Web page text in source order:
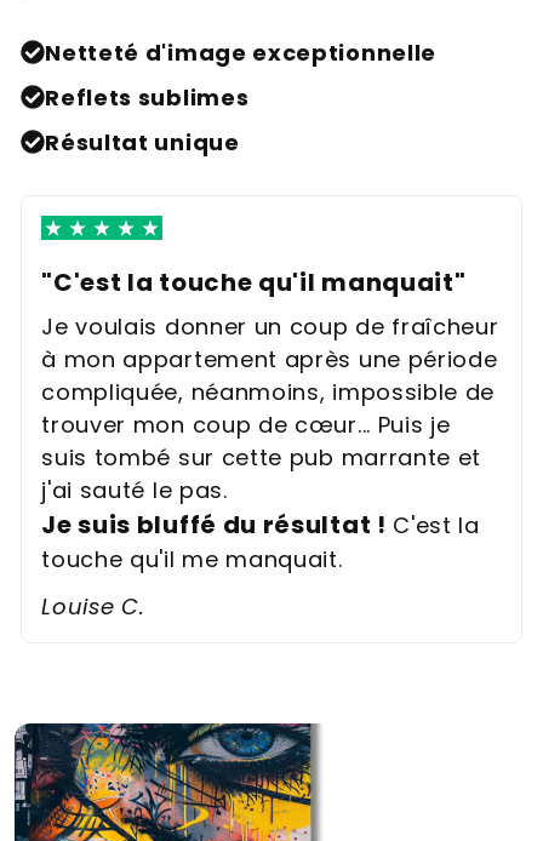
Netteté d'image exceptionnelle
Reflets sublimes
Résultat unique
"C'est la touche qu'il manquait"
Je voulais donner un coup de fraîcheur
à mon appartement après une période
compliquée, néanmoins, impossible de
trouver mon coup de cœur... Puis je
suis tombé sur cette pub marrante et
j'ai sauté le pas.
Je suis bluffé du résultat ! C'est la
touche qu'il me manquait.
Louise C.